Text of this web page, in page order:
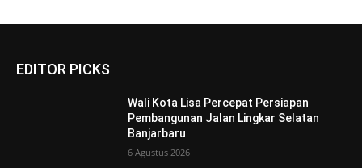
EDITOR PICKS
Wali Kota Lisa Percepat Persiapan
Pembangunan Jalan Lingkar Selatan
Banjarbaru
6 Agustus 2026